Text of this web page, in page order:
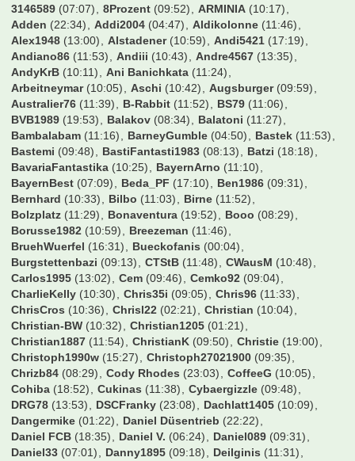
3146589 (07:07) 8Prozent (09:52) ARMINIA (10:17)
Adden (22:34) Addi2004 (04:47) Aldikolonne (11:46)
Alex1948 (13:00) Alstadener(10:59) Andi5421 (17:19)
Andiano86 (11:53) Andiii (10:43) Andre4567 (13:35)
AndyKrB (10:11) Ani Banichkata (11:24)
Arbeitneymar(10:05) Aschi (10:42) Augsburger(09:59)
Australier76 (11:39) B-Rabbit (11:52) BS79 (11:06)
BVB1989 (19:53) Balakov (08:34) Balatoni (11:27)
Bambalabam (11:16) BarneyGumble (04:50) Bastek (11:53)
Bastemi (09:48) BastiFantasti1983 (08:13) Batzi (18:18)
BavariaFantastika (10:25) BayernArno (11:10)
BayernBest (07:09) Beda_PF (17:10) Ben1986 (09:31)
Bernhard (10:33) Bilbo (11:03) Birne (11:52)
Bolzplatz (11:29) Bonaventura (19:52) Booo (08:29)
Borusse1982 (10:59) Breezeman (11:46)
BruehWuerfel (16:31) Bueckofanis (00:04)
Burgstettenbazi (09:13) CTStB (11:48) CWausM (10:48)
Carlos1995 (13:02) Cem (09:46) Cemko92 (09:04)
CharlieKelly (10:30) Chris35i (09:05) Chris96 (11:33)
ChrisCros (10:36) Chrisl22 (02:21) Christian (10:04)
Christian-BW (10:32) Christian1205 (01:21)
Christian1887 (11:54) ChristianK (09:50) Christie (19:00)
Christoph1990w (15:27) Christoph27021900 (09:35)
Chrizb84 (08:29) Cody Rhodes (23:03) CoffeeG (10:05)
Cohiba (18:52) Cukinas (11:38) Cybaergizzle (09:48)
DRG78 (13:53) DSCFranky (23:08) Dachlatt1405 (10:09)
Dangermike (01:22) Daniel Düsentrieb (22:22)
Daniel FCB (18:35) Daniel V. (06:24) Daniel089 (09:31)
Daniel33 (07:01) Danny1895 (09:18) Deilginis (11:31)